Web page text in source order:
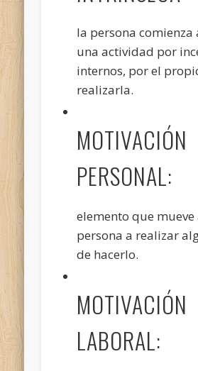
la persona comienza
una actividad por
internos, por el
realizarla.
MOTIVACIÓN
PERSONAL:
elemento que mueve
persona a realizar
de hacerlo.
MOTIVACIÓN
LABORAL: